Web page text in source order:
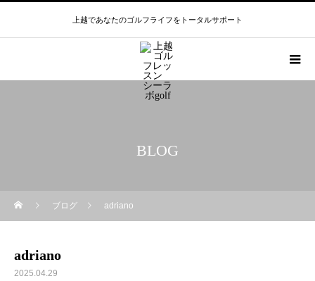
上越であなたのゴルフライフをトータルサポート
BLOG
ブログ adriano
adriano
2025.04.29